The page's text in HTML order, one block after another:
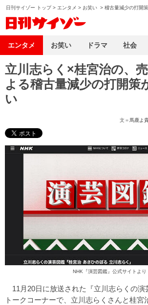
日刊サイゾー トップ> エンタメ > お笑い > 稽古量減少の打開
立川志らく×桂宮治の、
よる稽古量減少の打開策
い
文＝ 馬鹿よ
NHK『演芸図鑑』公式サイトより
11月20日に放送された『立川志らくの演
トークコーナーで、立川志らくさんと桂宮
エンタメ お笑い ドラマ 社会